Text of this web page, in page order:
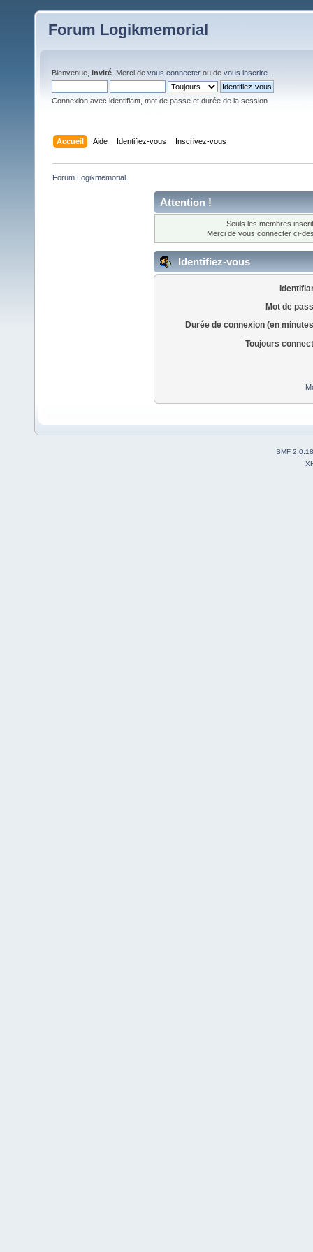
Forum Logikmemorial
Bienvenue, Invité . Merci de vous connecter ou de vous inscrire
Connexion avec identifiant, mot de passe et durée de la session
Accueil Aide Identifiez-vous Inscrivez-vous
Forum Logikmemorial
Attention !
Seuls les membres
Merci de vous connecter ci-
Identifiez-vous
Mot de
Durée de connexion (en
Toujours
SMF 2.0.18